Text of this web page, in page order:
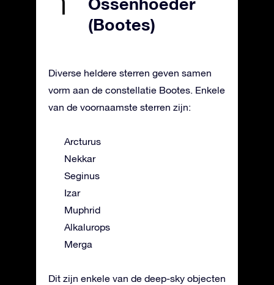
(Bootes)
Diverse heldere sterren geven samen
vorm aan de constellatie Bootes. Enkele
van de voornaamste sterren zijn:
Arcturus
Nekkar
Seginus
Izar
Muphrid
Alkalurops
Merga
Dit zijn enkele van de deep-sky objecten